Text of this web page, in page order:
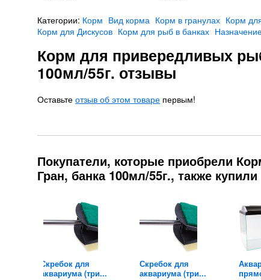
Категории: Корм Вид корма Корм в гранулах Корм
Корм для Дискусов Корм для рыб в банках
Корм для привередливых
100мл/55г. отзывы
Оставьте отзыв об этом товаре первым!
Покупатели, которые приобрели
Гран, банка 100мл/55г., также купили
Скребок для
аквариума (три...
Скребок для
аквариума (три...